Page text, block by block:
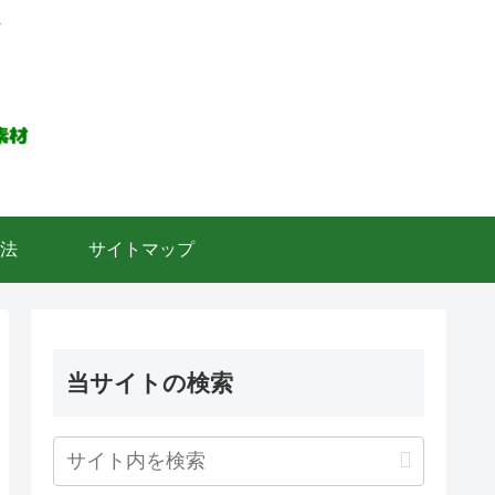
サイトマップ
当サイトの検索